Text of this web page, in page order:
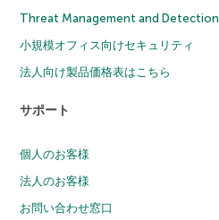
Threat Management and Detection
小規模オフィス向けセキュリティ
法人向け製品価格表はこちら
サポート
個人のお客様
法人のお客様
お問い合わせ窓口